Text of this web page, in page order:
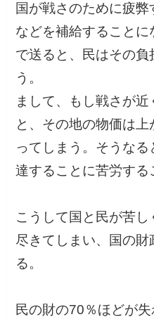
国が戦さのために疲
などを補給することに
で送ると、民はその負
う。
まして、もし戦さが
と、その地の物価は
ってしまう。そうな
達することに苦労する
こうして国と民が苦
尽きてしまい、国の
る。
民の財の70％ほどが